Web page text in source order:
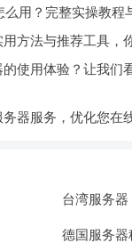
么用？完整实操教程
方法与推荐工具，
使用体验？让我们
器服务，优化您在
台湾服务器
德国服务器